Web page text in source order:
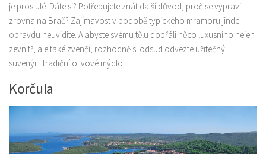
je proslulé. Dáte si? Potřebujete znát další důvod, proč se vypravit
zrovna na Brač? Zajímavost v podobě typického mramoru jinde
opravdu neuvidíte. A abyste svému tělu dopřáli něco luxusního nejen
zevnitř, ale také zvenčí, rozhodně si odsud odvezte užitečný
suvenýr: Tradiční olivové mýdlo.
Korčula